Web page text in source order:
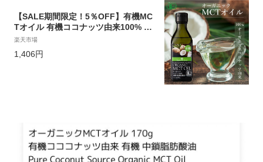
【SALE期間限定！5％OFF】有機MC
Tオイル 有機ココナッツ由来100% 17
0g 1本 フィリピン産 JASオーガニッ
ク MCT オイル ケトン体 ダイエット
中鎖脂肪酸 バターコーヒー 糖質制限
楽天市場
1,406円